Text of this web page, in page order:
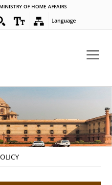
MINISTRY OF HOME AFFAIRS
Language